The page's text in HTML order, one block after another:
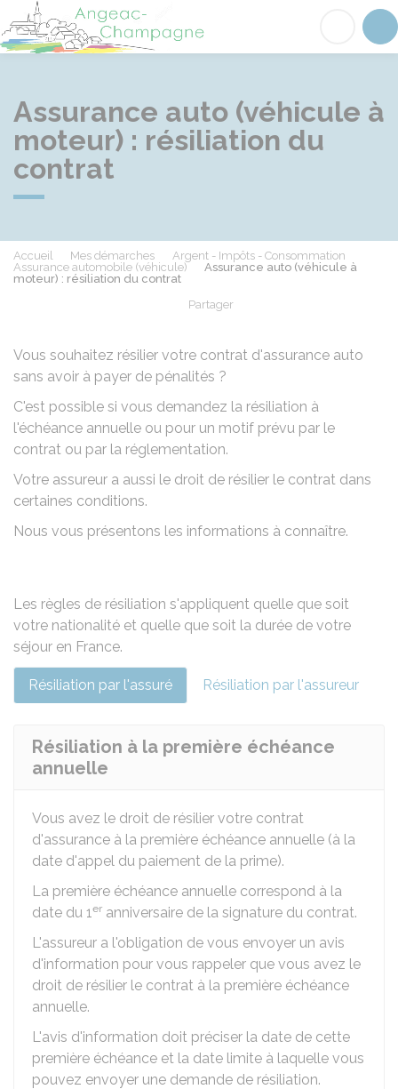
Angeac-Champagne
Assurance auto (véhicule à
moteur) : résiliation du
contrat
Accueil Mes démarches
Argent - Impôts - Consommation
Assurance automobile (véhicule)
Assurance auto (véhicule à
moteur) : résiliation du contrat
Partager
Vous souhaitez résilier votre contrat d'assurance auto
sans avoir à payer de pénalités ?
C'est possible si vous demandez la résiliation à
l'échéance annuelle ou pour un motif prévu par le
contrat ou par la réglementation.
Votre assureur a aussi le droit de résilier le contrat dans
certaines conditions.
Nous vous présentons les informations à connaître.
Les règles de résiliation s'appliquent quelle que soit
votre nationalité et quelle que soit la durée de votre
séjour en France.
Résiliation par l'assuré Résiliation par l'assureur
Résiliation à la première échéance
annuelle
Vous avez le droit de résilier votre contrat
d'assurance à la première échéance annuelle (à la
date d'appel du paiement de la prime).
La première échéance annuelle correspond à la
date du 1er anniversaire de la signature du contrat.
L'assureur a l'obligation de vous envoyer un avis
d'information pour vous rappeler que vous avez le
droit de résilier le contrat à la première échéance
annuelle.
L'avis d'information doit préciser la date de cette
première échéance et la date limite à laquelle vous
pouvez envoyer une demande de résiliation.